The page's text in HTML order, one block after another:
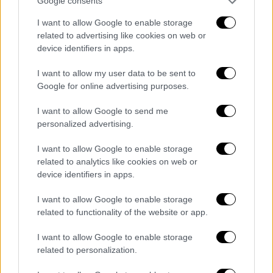
I want to allow Google to enable storage
related to advertising like cookies on web or
device identifiers in apps.
I want to allow my user data to be sent to
Google for online advertising purposes.
I want to allow Google to send me
personalized advertising.
I want to allow Google to enable storage
related to analytics like cookies on web or
device identifiers in apps.
I want to allow Google to enable storage
related to functionality of the website or app.
I want to allow Google to enable storage
related to personalization.
προέδρου «Υπηρέτης του Λαού»
Κόσμος|04.03.2022 08:33
Ο Ζελένσκι κατηγορεί τη Ρωσία για
«πυρηνική τρομοκρατία» - «Ήθελε να
Θρίλερ με τον βομβαρδισμό στο
εργοστάσιο στη Ζαπορίζια
Κόσμος|04.03.2022 08:24
Αμερικανός γερουσιαστής προτρέπει
να δολοφονήσουν τον Πούτιν για «να
τελειώσει ο πόλεμος στην Ουκρανία»